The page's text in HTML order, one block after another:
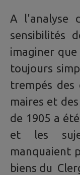
A l'analyse
sensibilités
imaginer
toujours
trempés des
maires et
de 1905 a
et les
manquaient
biens du